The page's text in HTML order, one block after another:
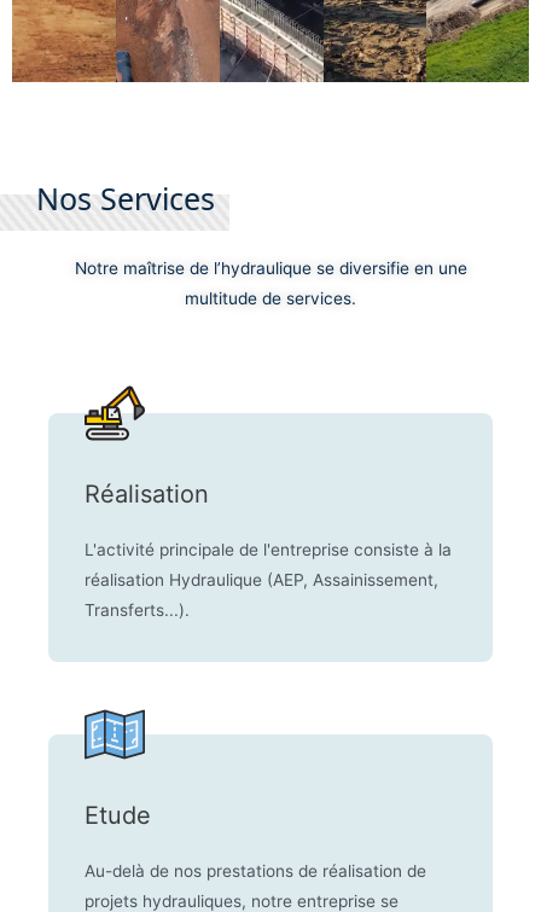
Nos Services
Notre maîtrise de l’hydraulique se diversifie en une
multitude de services.
Réalisation
L'activité principale de l'entreprise consiste à la
réalisation Hydraulique (AEP, Assainissement,
Transferts...).
Etude
Au-delà de nos prestations de réalisation de
projets hydrauliques, notre entreprise se